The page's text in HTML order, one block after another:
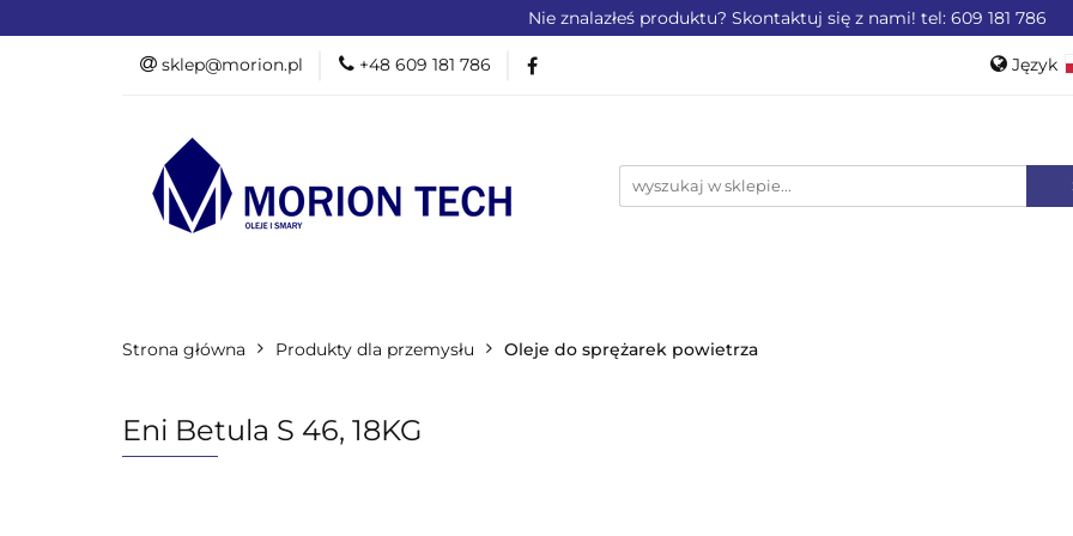
Nie znalazłeś produktu? Skontaktuj się z nami! tel: 609 181 786
sklep@morion.pl +48 609 181 786 Język
PROMOCJE %
OFERTA DLA PRZEMYSŁU OFERTA DLA LOTNICTWA OFERTA
Strona główna Produkty dla przemysłu Oleje do sprężarek powietrza
Eni Betula S 46, 18KG